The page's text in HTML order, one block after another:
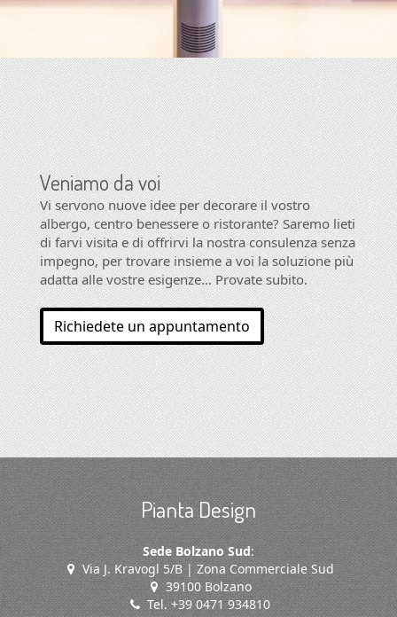
Veniamo da voi
Vi servono nuove idee per decorare il vostro
albergo, centro benessere o ristorante? Saremo lieti
di farvi visita e di offrirvi la nostra consulenza senza
impegno, per trovare insieme a voi la soluzione più
adatta alle vostre esigenze… Provate subito.
Richiedete un appuntamento
Pianta Design
Sede Bolzano Sud:
Via J. Kravogl 5/B | Zona Commerciale Sud
39100 Bolzano
Tel. +39 0471 934810